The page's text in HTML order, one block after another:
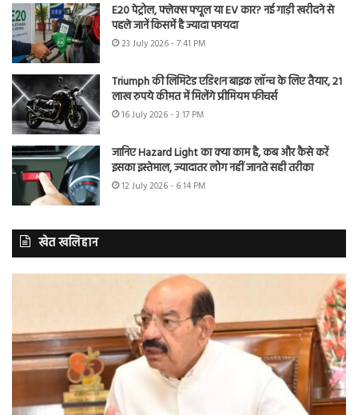
E20 पेट्रोल, फ्लेक्स फ्यूल या EV कार? नई गाड़ी खरीदने से
पहले जानें किसमें है ज्यादा फायदा
23 July 2026 - 7:41 PM
Triumph की लिमिटेड एडिशन बाइक लॉन्च के लिए तैयार, 21
लाख रुपये कीमत में मिलेंगे प्रीमियम फीचर्स
16 July 2026 - 3:17 PM
जानिए Hazard Light का क्या काम है, कब और कैसे करें
इसका इस्तेमाल, ज्यादातर लोग नहीं जानते सही तरीका
12 July 2026 - 6:14 PM
खेत खलिहान